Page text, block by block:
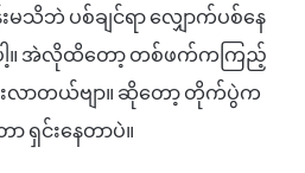
မသိဘဲ ပစ်ချင်ရာ လျှောက်ပစ်နေ
။ အဲလိုထိတော့ တစ်ဖက်ကကြည့်
လာတယ်ဗျာ။ ဆိုတော့ တိုက်ပွဲက
င်းနေတာပဲ။